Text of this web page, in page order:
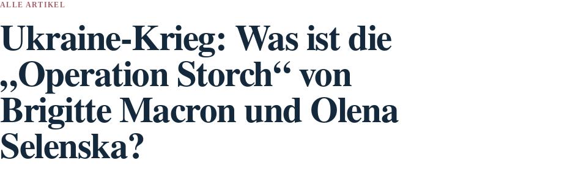
ALLE ARTIKEL
Ukraine-Krieg: Was ist die
„Operation Storch“ von
Brigitte Macron und Olena
Selenska?